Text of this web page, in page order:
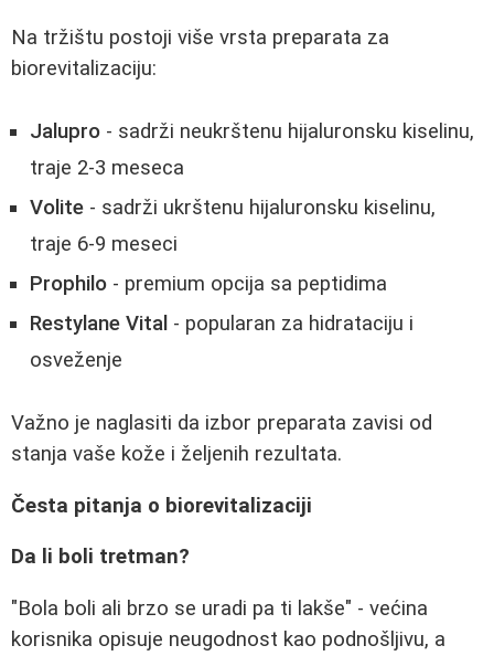
Na tržištu postoji više vrsta preparata za
biorevitalizaciju:
Jalupro - sadrži neukrštenu hijaluronsku kiselinu,
traje 2-3 meseca
Volite - sadrži ukrštenu hijaluronsku kiselinu,
traje 6-9 meseci
Prophilo - premium opcija sa peptidima
Restylane Vital - popularan za hidrataciju i
osveženje
Važno je naglasiti da izbor preparata zavisi od
stanja vaše kože i željenih rezultata.
Česta pitanja o biorevitalizaciji
Da li boli tretman?
"Bola boli ali brzo se uradi pa ti lakše" - većina
korisnika opisuje neugodnost kao podnošljivu, a